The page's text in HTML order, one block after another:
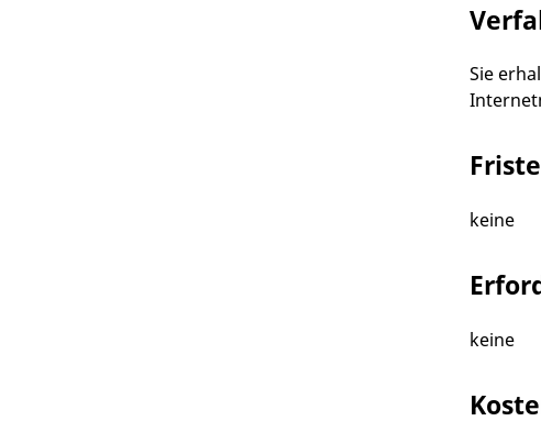
Sie
keine
keine